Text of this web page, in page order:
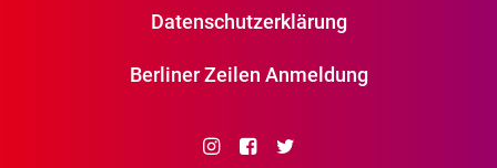
Datenschutzerklärung
Berliner Zeilen Anmeldung